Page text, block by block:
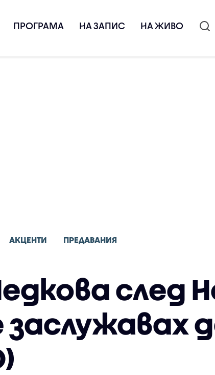
ПРОГРАМА НА ЗАПИС НА ЖИВО
АКЦЕНТИ ПРЕДАВАНИЯ
след
заслужавах